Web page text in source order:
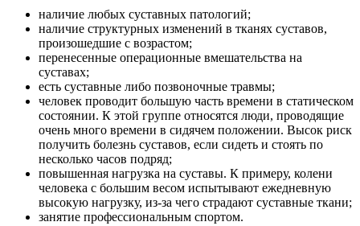
наличие любых суставных патологий;
наличие структурных изменений в тканях суставов,
произошедшие с возрастом;
перенесенные операционные вмешательства на
суставах;
есть суставные либо позвоночные травмы;
человек проводит большую часть времени в статическом
состоянии. К этой группе относятся люди, проводящие
очень много времени в сидячем положении. Высок риск
получить болезнь суставов, если сидеть и стоять по
несколько часов подряд;
повышенная нагрузка на суставы. К примеру, колени
человека с большим весом испытывают ежедневную
высокую нагрузку, из-за чего страдают суставные ткани;
занятие профессиональным спортом.